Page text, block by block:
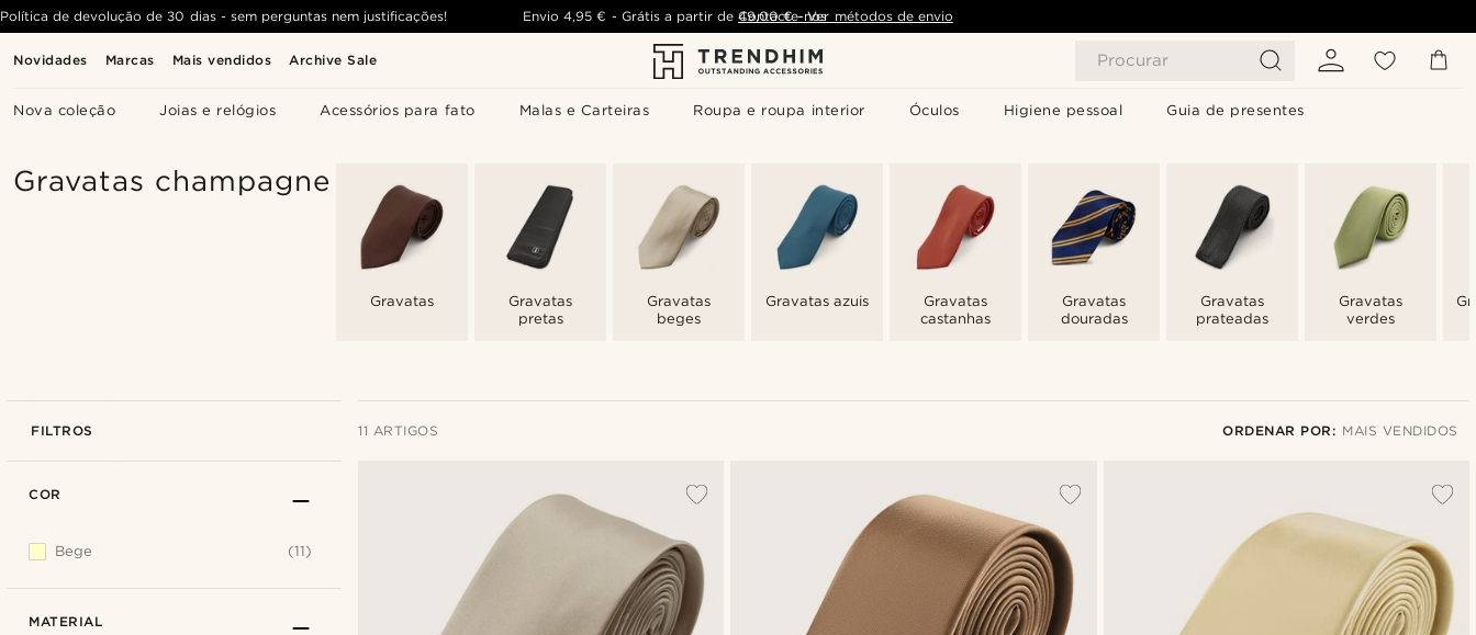
Novidades Marcas Mais vendidos Archive Sale Procurar
Nova coleção Joias e relógios Acessórios para fato Malas e Carteiras Roupa e roupa interior Óculos Higiene pessoal Guia de presentes
Política de devolução de 30 dias - sem perguntas nem justificações! Envio 4,95 € - Grátis a partir de 49,00 € - Ver métodos de envio
Contacte-nos
Gravatas champagne
Gravatas
Gravatas
pretas
Gravatas
beges
Gravatas azuis
Gravatas
castanhas
Gravatas
douradas
Gravatas
prateadas
Gravatas
verdes
FILTROS 11 ARTIGOS ORDENAR POR: MAIS VENDIDOS
Novidades
Preço mais baixo
COR
Bege (11)
MATERIAL